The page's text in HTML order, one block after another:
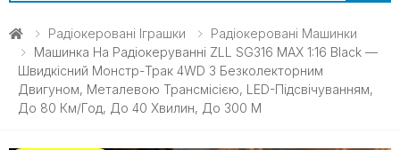
Радіокеровані Іграшки
Радіокеровані Машинки
Машинка На Радіокеруванні ZLL SG316 MAX 1:16 Black —
Швидкісний Монстр-Трак 4WD З Безколекторним
Двигуном, Металевою Трансмісією, LED-Підсвічуванням,
До 80 Км/год, До 40 Хвилин, До 300 М